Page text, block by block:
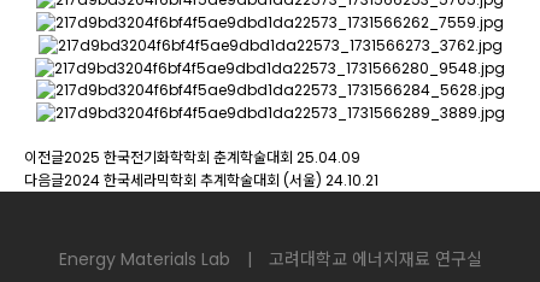
이전글2025 한국전기화학학회 춘계학술대회 25.04.09
다음글2024 한국세라믹학회 추계학술대회 (서울) 24.10.21
Energy Materials Lab | 고려대학교 에너지재료 연구실